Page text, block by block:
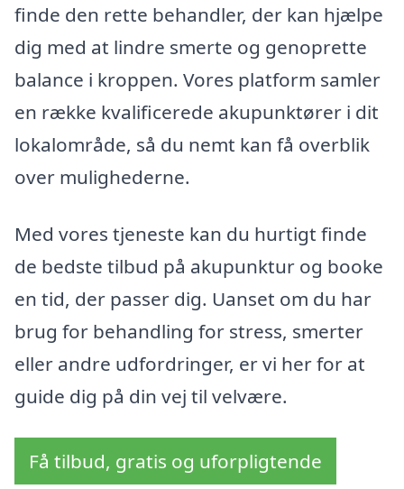
finde den rette behandler, der kan hjælpe
dig med at lindre smerte og genoprette
balance i kroppen. Vores platform samler
en række kvalificerede akupunktører i dit
lokalområde, så du nemt kan få overblik
over mulighederne.
Med vores tjeneste kan du hurtigt finde
de bedste tilbud på akupunktur og booke
en tid, der passer dig. Uanset om du har
brug for behandling for stress, smerter
eller andre udfordringer, er vi her for at
guide dig på din vej til velvære.
Få tilbud, gratis og uforpligtende